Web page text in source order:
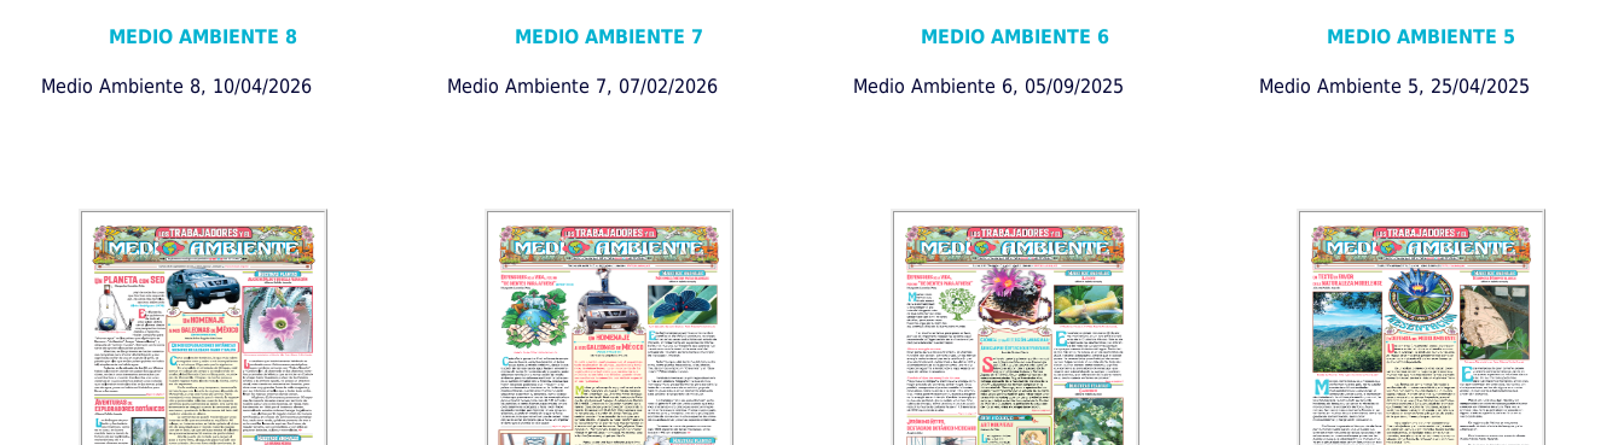
MEDIO AMBIENTE 8
Medio Ambiente 8, 10/04/2026
MEDIO AMBIENTE 7
Medio Ambiente 7, 07/02/2026
MEDIO AMBIENTE 6
Medio Ambiente 6, 05/09/2025
MEDIO AMBIENTE 5
Medio Ambiente 5, 25/04/2025